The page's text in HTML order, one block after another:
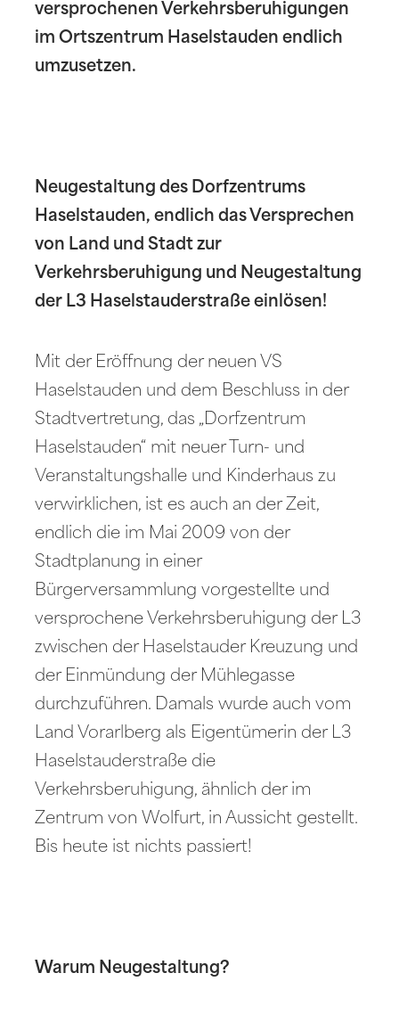
versprochenen Verkehrsberuhigungen
im Ortszentrum Haselstauden endlich
umzusetzen.
Neugestaltung des Dorfzentrums
Haselstauden, endlich das Versprechen
von Land und Stadt zur
Verkehrsberuhigung und Neugestaltung
der L3 Haselstauderstraße einlösen!
Mit der Eröffnung der neuen VS
Haselstauden und dem Beschluss in der
Stadtvertretung, das „Dorfzentrum
Haselstauden“ mit neuer Turn- und
Veranstaltungshalle und Kinderhaus zu
verwirklichen, ist es auch an der Zeit,
endlich die im Mai 2009 von der
Stadtplanung in einer
Bürgerversammlung vorgestellte und
versprochene Verkehrsberuhigung der L3
zwischen der Haselstauder Kreuzung und
der Einmündung der Mühlegasse
durchzuführen. Damals wurde auch vom
Land Vorarlberg als Eigentümerin der L3
Haselstauderstraße die
Verkehrsberuhigung, ähnlich der im
Zentrum von Wolfurt, in Aussicht gestellt.
Bis heute ist nichts passiert!
Warum Neugestaltung?